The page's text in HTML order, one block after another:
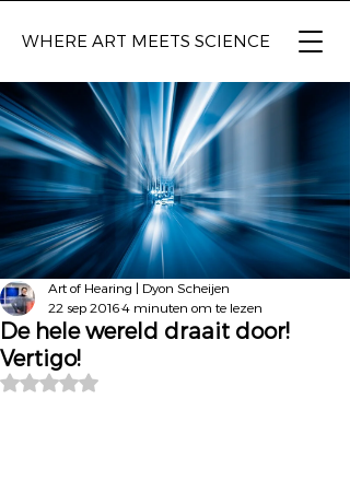
WHERE ART MEETS SCIENCE
De hele wereld draait door!
Vertigo!
Art of Hearing | Dyon Scheijen
22 sep 2016 4 minuten om te lezen
Beoordeeld met NaN uit 5 sterren.